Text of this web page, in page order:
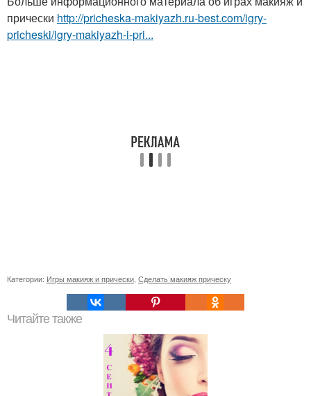
прически http://pricheska-makiyazh.ru-best.com/igry-
pricheski/igry-makiyazh-i-pri...
Категории: Игры макияж и прически Сделать макияж прическу
Читайте также